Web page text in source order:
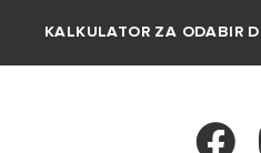
Klima uređaji
Tehnička dokumentacija
KALKULATOR ZA ODABIR